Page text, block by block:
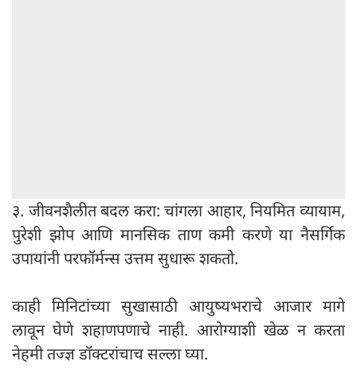
३. जीवनशैलीत बदल करा: चांगला आहार, नियमित व्यायाम,
पुरेशी झोप आणि मानसिक ताण कमी करणे या नैसर्गिक
उपायांनी परफॉर्मन्स उत्तम सुधारू शकतो.
काही मिनिटांच्या सुखासाठी आयुष्यभराचे आजार मागे
लावून घेणे शहाणपणाचे नाही. आरोग्याशी खेळ न करता
नेहमी तज्ज्ञ डॉक्टरांचाच सल्ला घ्या.